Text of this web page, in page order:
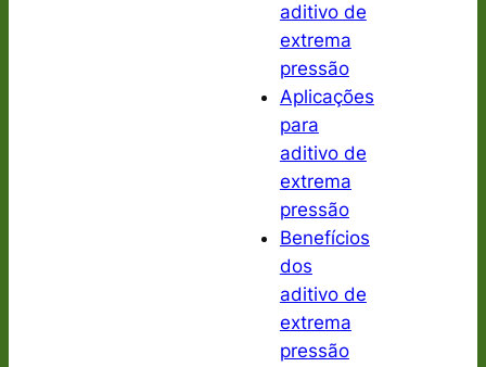
aditivo de
extrema
pressão
Aplicações
para
aditivo de
extrema
pressão
Benefícios
dos
aditivo de
extrema
pressão